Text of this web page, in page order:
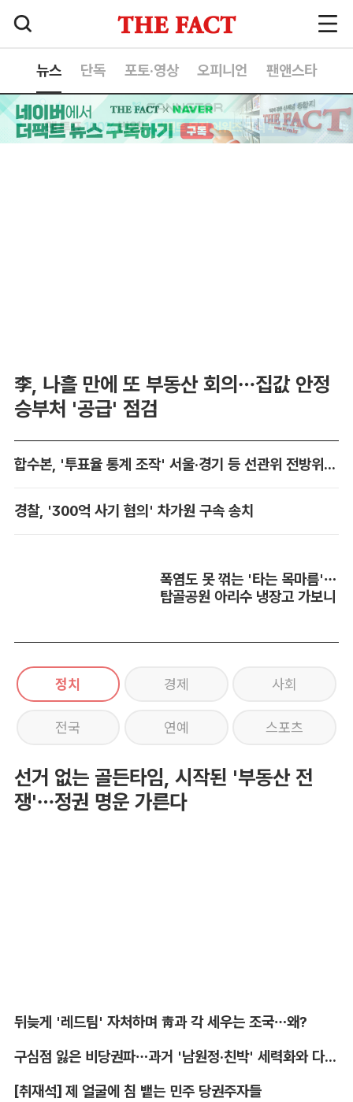
뉴스 단독 포토·영상 오피니언 팬앤스타
李, 나흘 만에 또 부동산 회의…집값 안정
승부처 '공급' 점검
합수본, '투표율 통계 조작' 서울·경기 등 선관위 전방위 압수수색
경찰, '300억 사기 혐의' 차가원 구속 송치
폭염도 못 꺾는 '타는 목마름'…
탑골공원 아리수 냉장고 가보니
정치 경제 사회
전국 연예 스포츠
선거 없는 골든타임, 시작된 '부동산 전
쟁'…정권 명운 가른다
뒤늦게 '레드팀' 자처하며 靑과 각 세우는 조국…왜?
구심점 잃은 비당권파…과거 '남원정·친박' 세력화와 다른 점은
[취재석] 제 얼굴에 침 뱉는 민주 당권주자들